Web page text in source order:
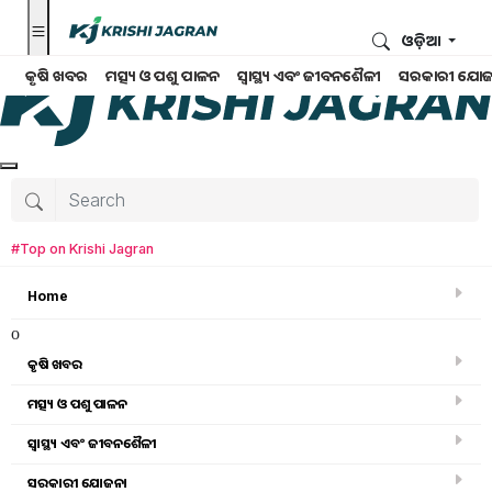
କୃଷି ଖବର ମତ୍ସ୍ୟ ଓ ପଶୁ ପାଳନ ସ୍ୱାସ୍ଥ୍ୟ ଏବଂ ଜୀବନଶୈଳୀ ସରକାରୀ
ଓଡ଼ିଆ
#Top on Krishi Jagran
Home
o
କୃଷି ଖବର
ମତ୍ସ୍ୟ ଓ ପଶୁ ପାଳନ
ସ୍ୱାସ୍ଥ୍ୟ ଏବଂ ଜୀବନଶୈଳୀ
ସରକାରୀ ଯୋଜନା
ସରକାରୀ ସ୍କିମ